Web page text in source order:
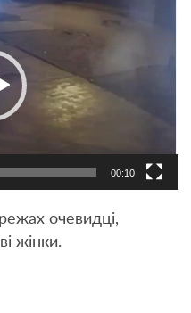
00:10
очевидці,
жінки.